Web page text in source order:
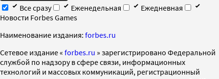
Все сразу
Еженедельная
Ежедневная
Новости Forbes Games
Наименование издания: forbes.ru
Cетевое издание « forbes.ru » зарегистрировано Федеральной
службой по надзору в сфере связи, информационных
технологий и массовых коммуникаций, регистрационный